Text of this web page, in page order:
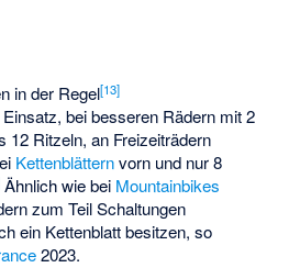
in der Regel[13]
bei besseren Rädern mit 2
12 Ritzeln, an Freizeiträdern
Kettenblätternvorn und nur 8
Ähnlich wie bei Mountainbikes
zum Teil Schaltungen
ein Kettenblatt besitzen, so
2023.